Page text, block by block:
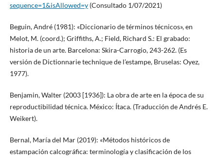
sequence=1&isAllowed=y(Consultado 1/07/2021)
Beguin, André (1981): «Diccionario de términos técnicos», en
Melot, M. (coord.); Griffiths, A.; Field, Richard S.: El grabado:
historia de un arte. Barcelona: Skira-Carrogio, 243-262. (Es
versión de Dictionnarie technique de l’estampe, Bruselas: Oyez,
1977).
Benjamin, Walter (2003 [1936]): La obra de arte en la época de su
reproductibilidad técnica. México: Ítaca. (Traducción de Andrés E.
Weikert).
Bernal, María del Mar (2019): «Métodos históricos de
estampación calcográfica: terminología y clasificación de los